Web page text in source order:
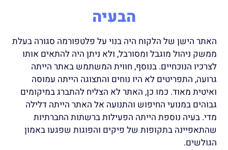
הבעיה
האתר הישן של הלקוח היה בנוי על פלטפורמה סגורה בעלת
ממשק ניהול מוגבל ומסורבל, ולא ניתן היה להתאים אותו
לצרכיו הנוכחיים. בנוסף, חווית המשתמש באתר הייתה
גרועה, התפריטים לא היו נוחים והתצוגה הייתה עמוסה
ואיטית מאוד. כמו כן, האתר לא הצליח להתברג במיקומים
גבוהים במנועי החיפוש והתנועה אל האתר הייתה דלילה
מדי. בעיה נוספת הייתה הפעילות ברשתות החברתיות
שהתאפיינה בתקופות של פיקים והפוגות שפגעו באמון
הגולשים.